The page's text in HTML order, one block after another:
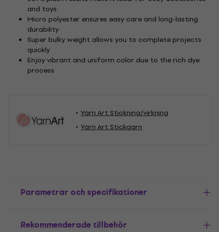
and toys
Micro polyester ensures easy care and long-lasting
durability
Super bulky weight allows you to complete projects
quickly
Enjoy vibrant and uniform color due to the rich dye
process
Yarn Art Stickning/virkning
Yarn Art Stickgarn
Parametrar och specifikationer
Rekommenderade tillbehör